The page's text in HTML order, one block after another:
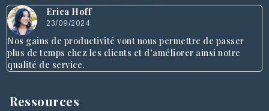
Erica Hoff
23/09/2024
Nos gains de productivité vont nous permettre de passer
plus de temps chez les clients et d’améliorer ainsi notre
qualité de service.
Ressources